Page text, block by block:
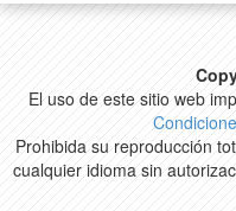
El uso de este sitio web
Prohibida su reproducción
cualquier idioma sin